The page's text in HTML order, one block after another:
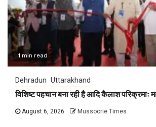
1 min read
Dehradun Uttarakhand
विशिष्ट पहचान बना रही है आदि कैलाश परिक्रमाः
August 6, 2026 Mussoorie Times